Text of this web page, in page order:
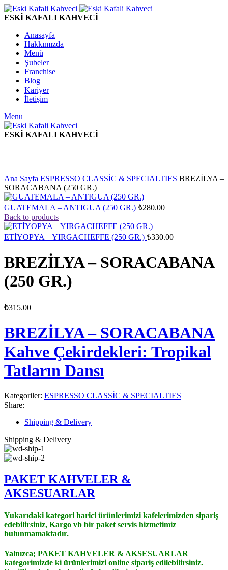
ESKİ KAFALI KAHVECİ
Anasayfa
Hakkımızda
Menü
Şubeler
Franchise
Blog
Kariyer
İletişim
Menu
ESKİ KAFALI KAHVECİ
Ana Sayfa ESPRESSO CLASSİC & SPECIALTIES BREZİLYA –
SORACABANA (250 GR.)
GUATEMALA – ANTIGUA (250 GR.) ₺280.00
Back to products
ETİYOPYA – YIRGACHEFFE (250 GR.) ₺330.00
BREZİLYA – SORACABANA
(250 GR.)
₺315.00
BREZİLYA – SORACABANA
Kahve Çekirdekleri: Tropikal
Tatların Dansı
Kategoriler: ESPRESSO CLASSİC & SPECIALTIES
Share:
Shipping & Delivery
Shipping & Delivery
PAKET KAHVELER &
AKSESUARLAR
Yukarıdaki kategori harici ürünlerimizi kafelerimizden sipariş
edebilirsiniz, Kargo vb bir paket servis hizmetimiz
bulunmamaktadır.
Yalnızca; PAKET KAHVELER & AKSESUARLAR
kategorimizde ki ürünlerimizi online sipariş edilebilirsiniz.